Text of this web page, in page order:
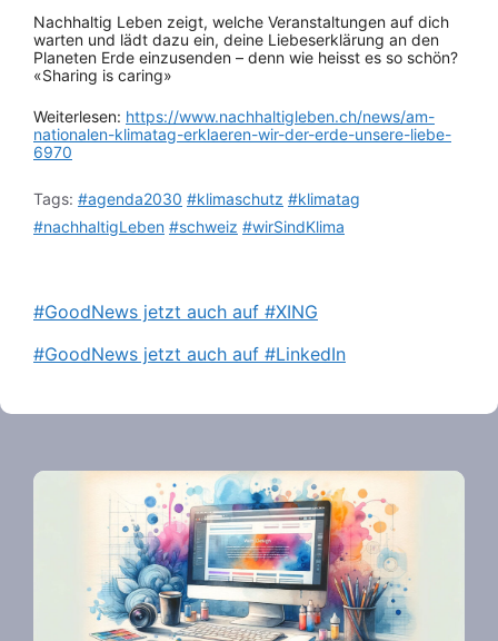
Nachhaltig Leben zeigt, welche Veranstaltungen auf dich
warten und lädt dazu ein, deine Liebeserklärung an den
Planeten Erde einzusenden – denn wie heisst es so schön?
«Sharing is caring»
Weiterlesen: https://www.nachhaltigleben.ch/news/am-
nationalen-klimatag-erklaeren-wir-der-erde-unsere-liebe-
6970
Tags: #agenda2030 #klimaschutz #klimatag
#nachhaltigLeben #schweiz #wirSindKlima
#GoodNews jetzt auch auf #XING
#GoodNews jetzt auch auf #LinkedIn